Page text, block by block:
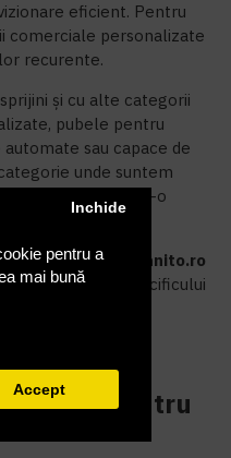
pentru a
mai bună
Inchide
Accept
eficient. Pentru
comerciale personalizate
recurente.
și cu alte categorii
pubele pentru
sau capace de
unde suntem
fac parte dintr-o
de rufe BIO
sanito.ro
volumului și specificului
livrare pentru